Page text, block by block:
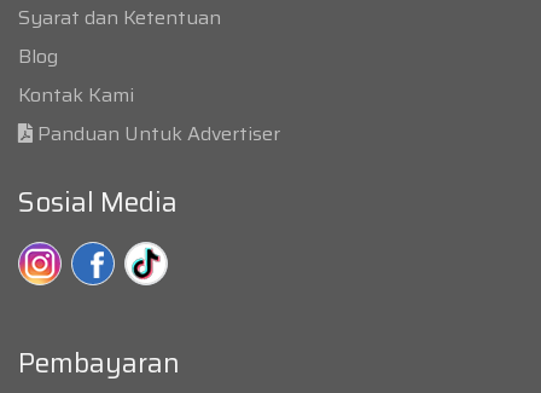
Syarat dan Ketentuan
Blog
Kontak Kami
Panduan Untuk Advertiser
Sosial Media
Pembayaran